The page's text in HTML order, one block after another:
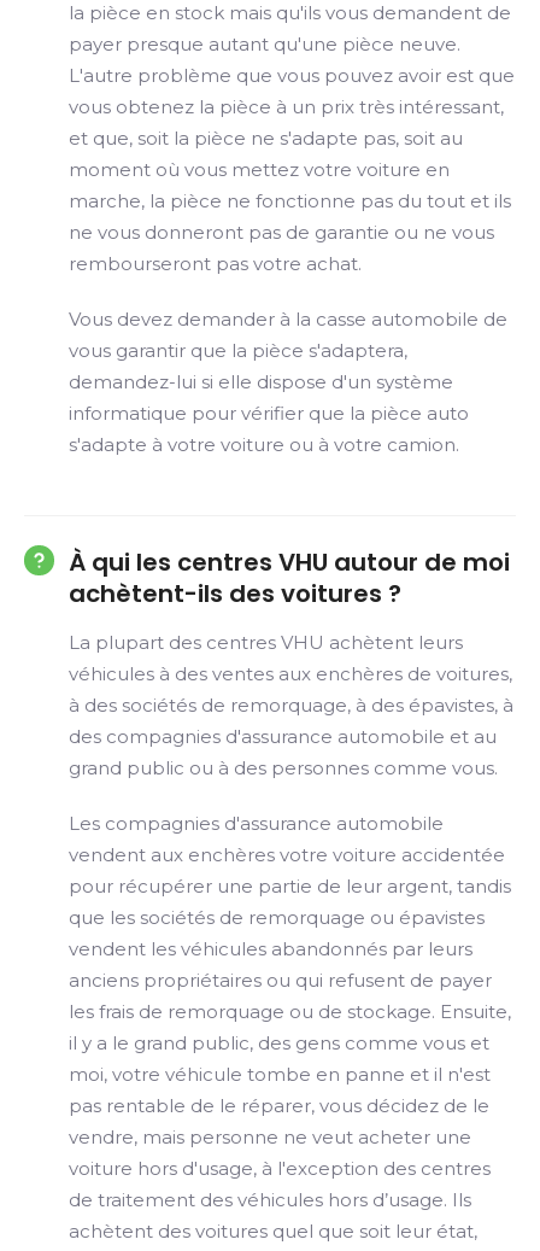
la pièce en stock mais qu'ils vous demandent de
payer presque autant qu'une pièce neuve.
L'autre problème que vous pouvez avoir est que
vous obtenez la pièce à un prix très intéressant,
et que, soit la pièce ne s'adapte pas, soit au
moment où vous mettez votre voiture en
marche, la pièce ne fonctionne pas du tout et ils
ne vous donneront pas de garantie ou ne vous
rembourseront pas votre achat.
Vous devez demander à la casse automobile de
vous garantir que la pièce s'adaptera,
demandez-lui si elle dispose d'un système
informatique pour vérifier que la pièce auto
s'adapte à votre voiture ou à votre camion.
À qui les centres VHU autour de moi
achètent-ils des voitures ?
La plupart des centres VHU achètent leurs
véhicules à des ventes aux enchères de voitures,
à des sociétés de remorquage, à des épavistes, à
des compagnies d'assurance automobile et au
grand public ou à des personnes comme vous.
Les compagnies d'assurance automobile
vendent aux enchères votre voiture accidentée
pour récupérer une partie de leur argent, tandis
que les sociétés de remorquage ou épavistes
vendent les véhicules abandonnés par leurs
anciens propriétaires ou qui refusent de payer
les frais de remorquage ou de stockage. Ensuite,
il y a le grand public, des gens comme vous et
moi, votre véhicule tombe en panne et il n'est
pas rentable de le réparer, vous décidez de le
vendre, mais personne ne veut acheter une
voiture hors d'usage, à l'exception des centres
de traitement des véhicules hors d’usage. Ils
achètent des voitures quel que soit leur état,